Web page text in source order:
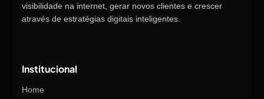
visibilidade na internet, gerar novos clientes e crescer
através de estratégias digitais inteligentes.
Institucional
Home